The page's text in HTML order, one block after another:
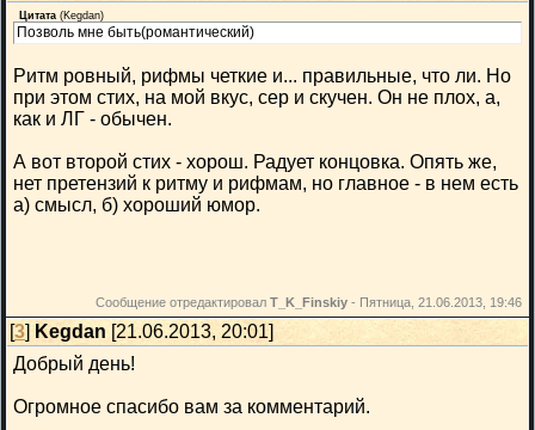
Цитата (Kegdan)
Позволь мне быть(романтический)
Ритм ровный, рифмы четкие и... правильные, что ли. Но
при этом стих, на мой вкус, сер и скучен. Он не плох, а,
как и ЛГ - обычен.
А вот второй стих - хорош. Радует концовка. Опять же,
нет претензий к ритму и рифмам, но главное - в нем есть
а) смысл, б) хороший юмор.
Сообщение отредактировал T_K_Finskiy - Пятница, 21.06.2013, 19:46
[3] Kegdan [21.06.2013, 20:01]
Добрый день!
Огромное спасибо вам за комментарий.